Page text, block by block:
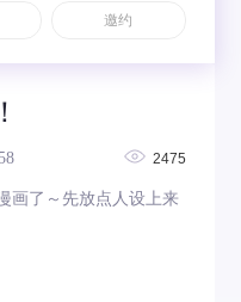
2475
画了～先放点人设上来
邀约